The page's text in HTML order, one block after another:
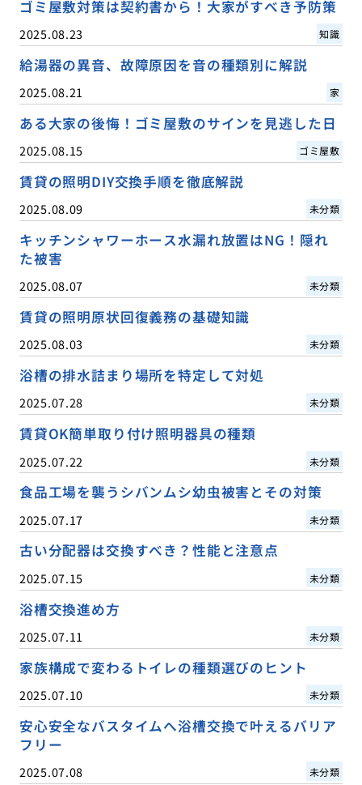
ゴミ屋敷対策は契約書から！大家がすべき予防策
2025.08.23 知識
給湯器の異音、故障原因を音の種類別に解説
2025.08.21 家
ある大家の後悔！ゴミ屋敷のサインを見逃した日
2025.08.15 ゴミ屋敷
賃貸の照明DIY交換手順を徹底解説
2025.08.09 未分類
キッチンシャワーホース水漏れ放置はNG！隠れ
た被害
2025.08.07 未分類
賃貸の照明原状回復義務の基礎知識
2025.08.03 未分類
浴槽の排水詰まり場所を特定して対処
2025.07.28 未分類
賃貸OK簡単取り付け照明器具の種類
2025.07.22 未分類
食品工場を襲うシバンムシ幼虫被害とその対策
2025.07.17 未分類
古い分配器は交換すべき？性能と注意点
2025.07.15 未分類
浴槽交換進め方
2025.07.11 未分類
家族構成で変わるトイレの種類選びのヒント
2025.07.10 未分類
安心安全なバスタイムへ浴槽交換で叶えるバリア
フリー
2025.07.08 未分類